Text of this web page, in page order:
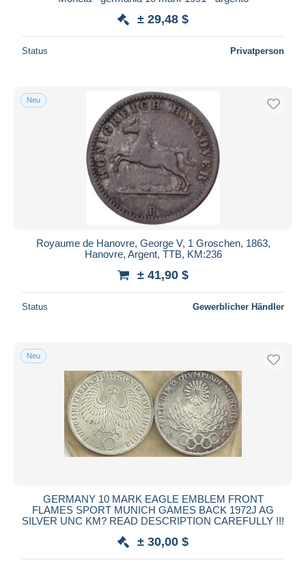
± 29,48 $
Status Privatperson
Neu
Royaume de Hanovre, George V, 1 Groschen, 1863,
Hanovre, Argent, TTB, KM:236
± 41,90 $
Status Gewerblicher Händler
Neu
GERMANY 10 MARK EAGLE EMBLEM FRONT
FLAMES SPORT MUNICH GAMES BACK 1972J AG
SILVER UNC KM? READ DESCRIPTION CAREFULLY !!!
± 30,00 $